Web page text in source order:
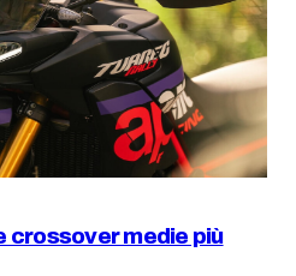
crossover medie più